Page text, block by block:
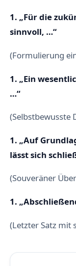
1. „Für die
sinnvoll, …“
(Formulierung
1. „Ein
…“
(Selbstbewusste
1. „Auf
lässt sich
(Souveräner
1.
(Letzter Satz mit